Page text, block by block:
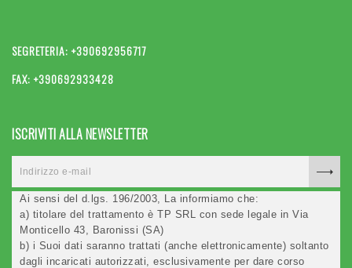
SEGRETERIA: +390692956717
FAX: +390692933428
ISCRIVITI ALLA NEWSLETTER
Ai sensi del d.lgs. 196/2003, La informiamo che:
a) titolare del trattamento è TP SRL con sede legale in Via
Monticello 43, Baronissi (SA)
b) i Suoi dati saranno trattati (anche elettronicamente) soltanto
dagli incaricati autorizzati, esclusivamente per dare corso